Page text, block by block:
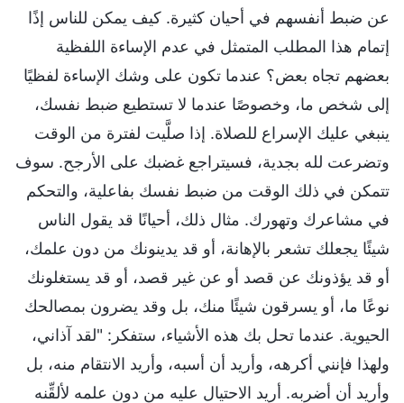
عن ضبط أنفسهم في أحيان كثيرة. كيف يمكن للناس إذًا
إتمام هذا المطلب المتمثل في عدم الإساءة اللفظية
بعضهم تجاه بعض؟ عندما تكون على وشك الإساءة لفظيًا
إلى شخص ما، وخصوصًا عندما لا تستطيع ضبط نفسك،
ينبغي عليك الإسراع للصلاة. إذا صلَّيت لفترة من الوقت
وتضرعت لله بجدية، فسيتراجع غضبك على الأرجح. سوف
تتمكن في ذلك الوقت من ضبط نفسك بفاعلية، والتحكم
في مشاعرك وتهورك. مثال ذلك، أحيانًا قد يقول الناس
شيئًا يجعلك تشعر بالإهانة، أو قد يدينونك من دون علمك،
أو قد يؤذونك عن قصد أو عن غير قصد، أو قد يستغلونك
نوعًا ما، أو يسرقون شيئًا منك، بل وقد يضرون بمصالحك
الحيوية. عندما تحل بك هذه الأشياء، ستفكر: "لقد آذاني،
ولهذا فإنني أكرهه، وأريد أن أسبه، وأريد الانتقام منه، بل
وأريد أن أضربه. أريد الاحتيال عليه من دون علمه لألقِّنه